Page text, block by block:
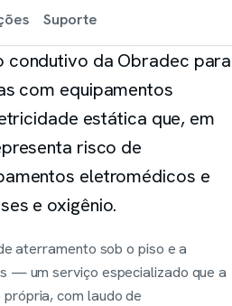
Suporte
condutivo da Obradec para
com equipamentos
estática que, em
risco de
eletromédicos e
e oxigênio.
aterramento sob o piso e a
— um serviço especializado que a
com laudo de